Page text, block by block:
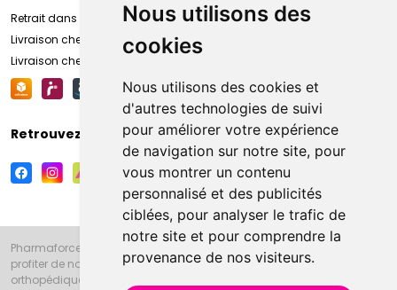
Nous utilisons des
cookies
Nous utilisons des cookies et
d'autres technologies de suivi
pour améliorer votre expérience
de navigation sur notre site, pour
vous montrer un contenu
personnalisé et des publicités
ciblées, pour analyser le trafic de
notre site et pour comprendre la
provenance de nos visiteurs.
Retrait dans la pharmacie d’Amiens
Livraison chez vous
Livraison chez votre commerçant
Retrouvez-nous sur vos réseaux sociaux
Pharmaforce.fr et la Grande Pharmacie d’Amiens vous souhaitent de
profiter de notre accueil, de nos conseils pharmaceutiques,
orthopédiques, homéopathiques, parapharmaceutiques, beauté et